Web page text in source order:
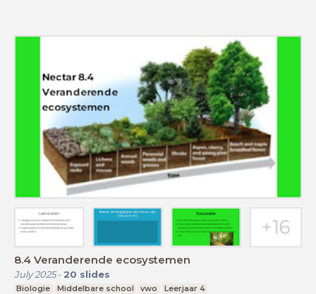
8.4 Veranderende ecosystemen
July 2025- 20 slides
Biologie Middelbare school vwo Leerjaar 4